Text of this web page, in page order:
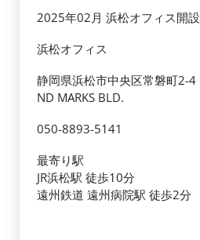
2025年02月 浜松オフィス開設
浜松オフィス
静岡県浜松市中央区常磐町2-4
ND MARKS BLD.
050-8893-5141
最寄り駅
JR浜松駅 徒歩10分
遠州鉄道 遠州病院駅 徒歩2分